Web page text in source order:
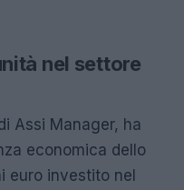
nel settore
Assi Manager, ha
economica dello
euro investito nel